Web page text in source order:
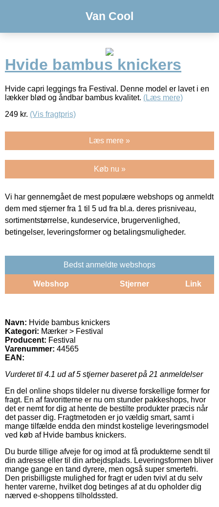
Van Cool
Hvide bambus knickers
Hvide capri leggings fra Festival. Denne model er lavet i en
lækker blød og åndbar bambus kvalitet. (Læs mere)
249 kr. (Vis fragtpris)
Læs mere »
Køb nu »
Vi har gennemgået de mest populære webshops og anmeldt
dem med stjerner fra 1 til 5 ud fra bl.a. deres prisniveau,
sortimentstørrelse, kundeservice, brugervenlighed,
betingelser, leveringsformer og betalingsmuligheder.
Bedst anmeldte webshops
Webshop Stjerner Link
Navn: Hvide bambus knickers
Kategori: Mærker > Festival
Producent: Festival
Varenummer: 44565
EAN:
Vurderet til 4.1 ud af 5 stjerner baseret på 21 anmeldelser
En del online shops tildeler nu diverse forskellige former for
fragt. En af favoritterne er nu om stunder pakkeshops, hvor
det er nemt for dig at hente de bestilte produkter præcis når
det passer dig. Fragtmetoden er jo vældig smart, samt i
mange tilfælde endda den mindst kostelige leveringsmodel
ved køb af Hvide bambus knickers.
Du burde tillige afveje for og imod at få produkterne sendt til
din adresse eller til din arbejdsplads. Leveringsformen bliver
mange gange en tand dyrere, men også super smertefri.
Den prisbilligste mulighed for fragt er uden tvivl at du selv
henter varerne, hvilket dog betinges af at du opholder dig
nærved e-shoppens tilholdssted.